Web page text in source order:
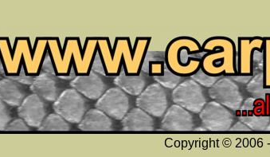
Copyright © 2006